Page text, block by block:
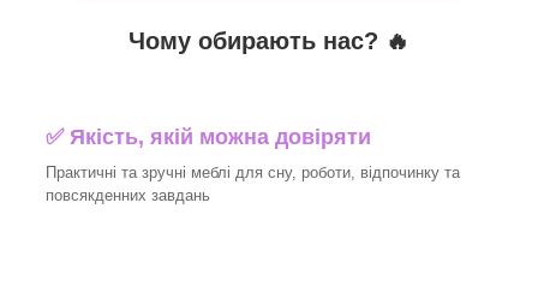
Чому обирають нас? 🔥
✅ Якість, якій можна довіряти
Практичні та зручні меблі для сну, роботи, відпочинку та
повсякденних завдань